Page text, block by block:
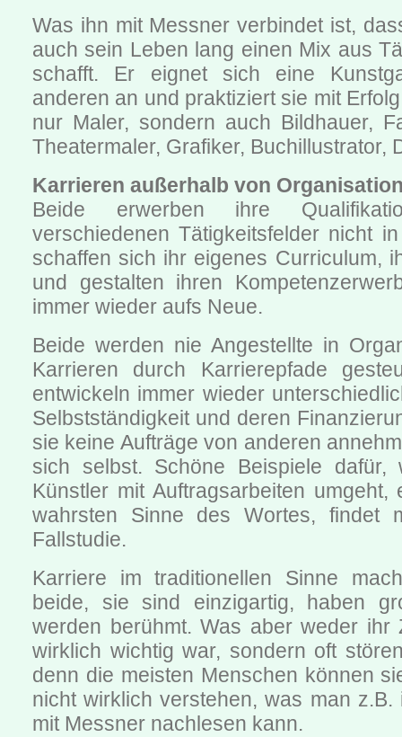
Was ihn mit Messner verbindet ist,
auch sein Leben lang einen Mix aus
schafft. Er eignet sich eine
anderen an und praktiziert sie mit
nur Maler, sondern auch Bildhauer,
Theatermaler, Grafiker, Buchillustrator,
Karrieren außerhalb von
Beide erwerben ihre
verschiedenen Tätigkeitsfelder nicht
schaffen sich ihr eigenes Curriculum,
und gestalten ihren
immer wieder aufs Neue.
Beide werden nie Angestellte in
Karrieren durch Karrierepfade
entwickeln immer wieder
Selbstständigkeit und deren
sie keine Aufträge von anderen
sich selbst. Schöne Beispiele
Künstler mit Auftragsarbeiten
wahrsten Sinne des Wortes, findet
Fallstudie.
Karriere im traditionellen Sinne
beide, sie sind einzigartig, haben
werden berühmt. Was aber weder ihr
wirklich wichtig war, sondern oft
denn die meisten Menschen können
nicht wirklich verstehen, was man z.B.
mit Messner nachlesen kann.